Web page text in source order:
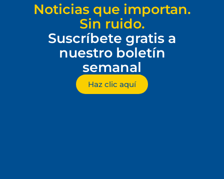
Noticias que importan.
Sin ruido.
Suscríbete gratis a
nuestro boletín
semanal
Haz clic aquí